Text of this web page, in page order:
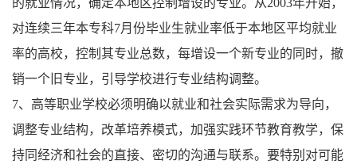
的就业情况，确定本地区控制增设的专业。从2003年开始，
对连续三年本专科7月份毕业生就业率低于本地区平均就业
率的高校，控制其专业总数，每增设一个新专业的同时，撤
销一个旧专业，引导学校进行专业结构调整。
7、高等职业学校必须明确以就业和社会实际需求为导向，
调整专业结构，改革培养模式，加强实践环节教育教学，保
持同经济和社会的直接、密切的沟通与联系。要特别对可能